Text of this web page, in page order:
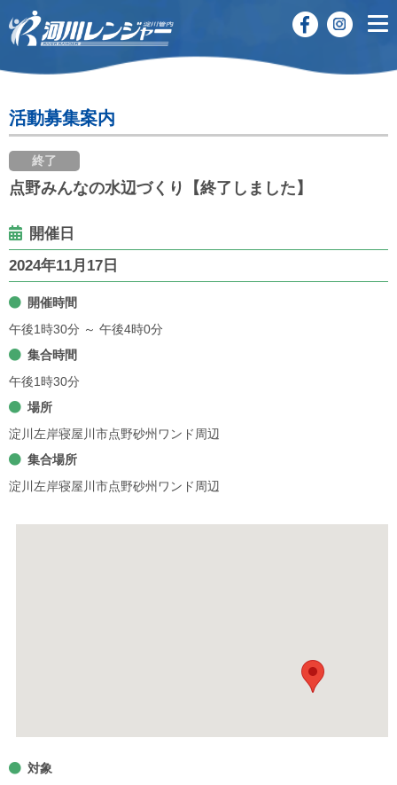
活動募集案内
終了
点野みんなの水辺づくり【終了しました】
開催日
2024年11月17日
開催時間
午後1時30分 ～ 午後4時0分
集合時間
午後1時30分
場所
淀川左岸寝屋川市点野砂州ワンド周辺
集合場所
淀川左岸寝屋川市点野砂州ワンド周辺
対象